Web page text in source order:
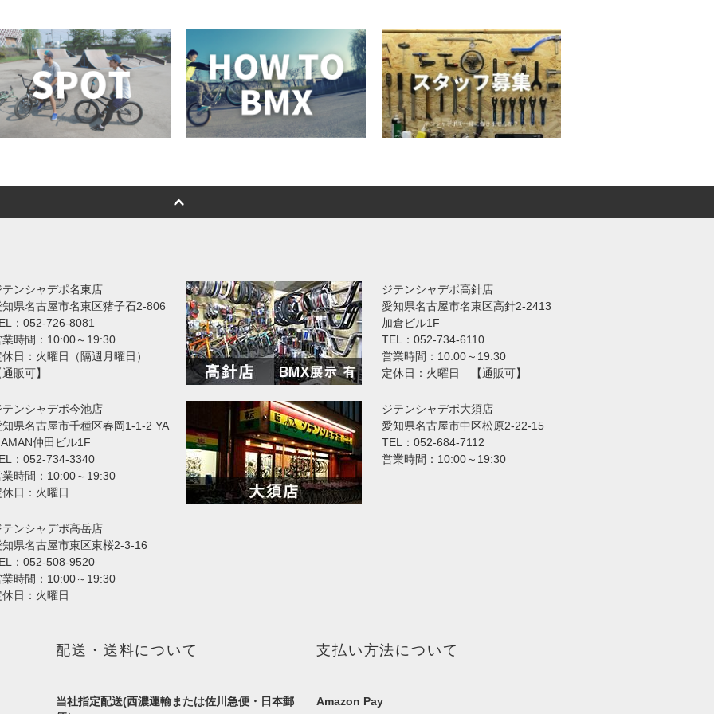
テンシャデポ名東店
知県名古屋市名東区猪子石2-806
：052-726-8081
業時間：10:00～19:30
休日：火曜日（隔週月曜日）
販可】
ジテンシャデポ高針店
愛知県名古屋市名東区高針2-2413
加倉ビル1F
TEL：052-734-6110
営業時間：10:00～19:30
定休日：火曜日 【通販可】
テンシャデポ今池店
知県名古屋市千種区春岡1-1-2 YA
仲田ビル1F
：052-734-3340
業時間：10:00～19:30
日：火曜日
ジテンシャデポ大須店
愛知県名古屋市中区松原2-22-15
TEL：052-684-7112
営業時間：10:00～19:30
テンシャデポ高岳店
知県名古屋市東区東桜2-3-16
：052-508-9520
業時間：10:00～19:30
日：火曜日
配送・送料について
当社指定配送(西濃運輸または佐川急便・日本郵
支払い方法について
Amazon Pay